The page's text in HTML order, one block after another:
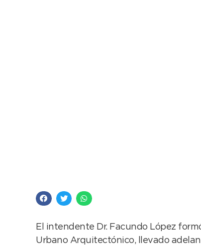
El intendente Dr. Facundo López
Urbano Arquitectónico, llevado